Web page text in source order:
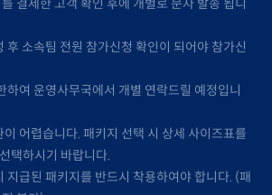
결제한 고객 확인 후에 개별로 문자 발송 됩니
후 소속팀 전원 참가신청 확인이 되어야 참가신
하여 운영사무국에서 개별 연락드릴 예정입니
어렵습니다. 패키지 선택 시 상세 사이즈표를
택하시기 바랍니다.
지급된 패키지를 반드시 착용하여야 합니다. (패